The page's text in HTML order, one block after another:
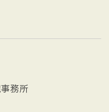
務所